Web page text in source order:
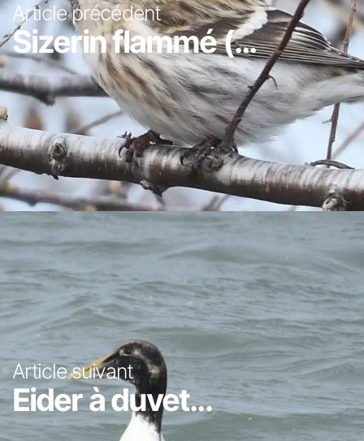
Article précédent
Sizerin flammé (...
Article suivant
Eider à duvet...